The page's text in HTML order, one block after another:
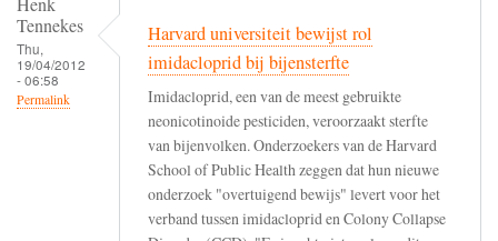
Tennekes
Thu,
19/04/2012
- 06:58
Permalink
Harvard universiteit bewijst rol
imidacloprid bij bijensterfte
Imidacloprid, een van de meest gebruikte
neonicotinoide pesticiden, veroorzaakt sterfte
van bijenvolken. Onderzoekers van de Harvard
School of Public Health zeggen dat hun nieuwe
onderzoek "overtuigend bewijs" levert voor het
verband tussen imidacloprid en Colony Collapse